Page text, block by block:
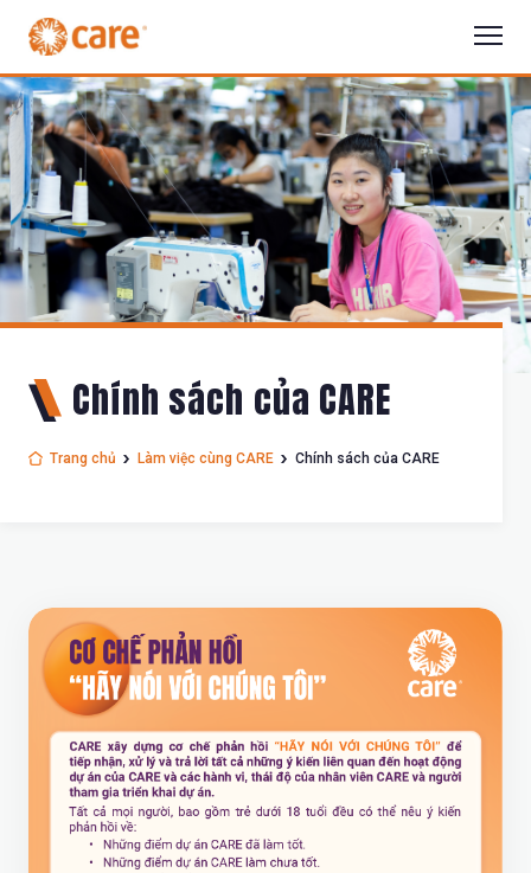
Chính sách của CARE
Trang chủ Làm việc cùng CARE Chính sách của CARE